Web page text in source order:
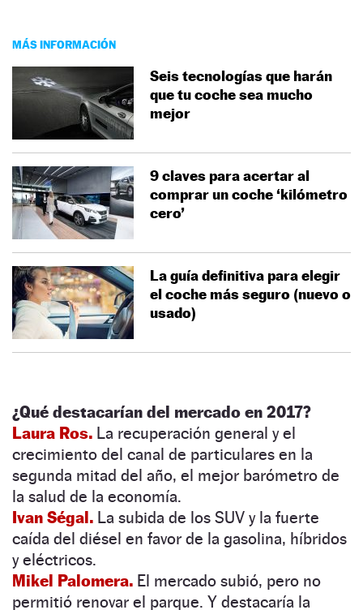
MÁS INFORMACIÓN
Seis tecnologías que harán
que tu coche sea mucho
mejor
9 claves para acertar al
comprar un coche ‘kilómetro
cero’
La guía definitiva para elegir
el coche más seguro (nuevo o
usado)
¿Qué destacarían del mercado en 2017?
Laura Ros. La recuperación general y el
crecimiento del canal de particulares en la
segunda mitad del año, el mejor barómetro de
la salud de la economía.
Ivan Ségal. La subida de los SUV y la fuerte
caída del diésel en favor de la gasolina, híbridos
y eléctricos.
Mikel Palomera. El mercado subió, pero no
permitió renovar el parque. Y destacaría la